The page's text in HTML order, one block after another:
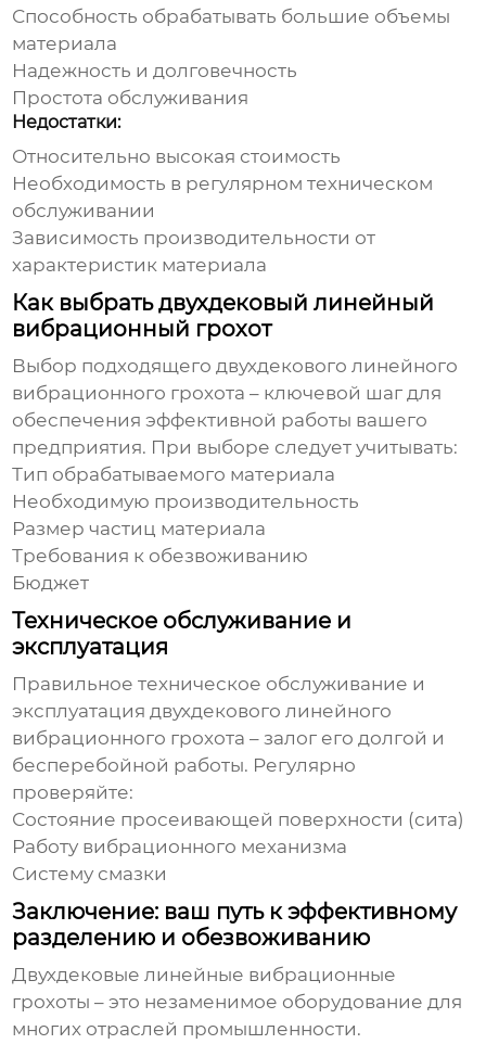
Способность обрабатывать большие объемы
материала
Надежность и долговечность
Простота обслуживания
Недостатки:
Относительно высокая стоимость
Необходимость в регулярном техническом
обслуживании
Зависимость производительности от
характеристик материала
Как выбрать двухдековый линейный
вибрационный грохот
Выбор подходящегодвухдекового линейного
вибрационного грохота – ключевой шаг для
обеспечения эффективной работы вашего
предприятия. При выборе следует учитывать:
Тип обрабатываемого материала
Необходимую производительность
Размер частиц материала
Требования к обезвоживанию
Бюджет
Техническое обслуживание и
эксплуатация
Правильное техническое обслуживание и
эксплуатациядвухдекового линейного
вибрационного грохота – залог его долгой и
бесперебойной работы. Регулярно
проверяйте:
Состояние просеивающей поверхности (сита)
Работу вибрационного механизма
Систему смазки
Заключение: ваш путь к эффективному
разделению и обезвоживанию
Двухдековые линейные вибрационные
грохоты – это незаменимое оборудование для
многих отраслей промышленности.